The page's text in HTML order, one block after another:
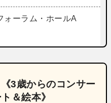
ォーラム・ホールA
3歳からのコンサー
＆絵本》